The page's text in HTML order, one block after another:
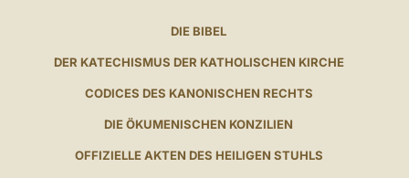
DIE BIBEL
DER KATECHISMUS DER KATHOLISCHEN KIRCHE
CODICES DES KANONISCHEN RECHTS
DIE ÖKUMENISCHEN KONZILIEN
OFFIZIELLE AKTEN DES HEILIGEN STUHLS